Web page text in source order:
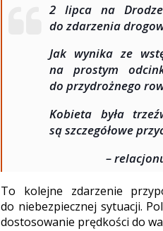
2 lipca na
do zdarzenia
Jak wynika ze
na prostym
do przydrożnego
Kobieta była
są szczegółowe
–
To kolejne zdarzenie
do niebezpiecznej sytuacji.
dostosowanie prędkości do